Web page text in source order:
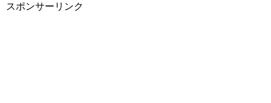
スポンサーリンク